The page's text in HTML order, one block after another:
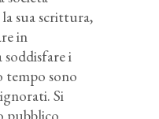
sua scrittura,
in
i
tempo sono
Si